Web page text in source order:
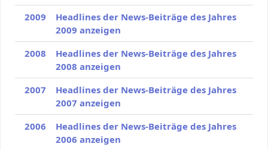
2009
Headlines der News-Beiträge des Jahres
2009 anzeigen
2008
Headlines der News-Beiträge des Jahres
2008 anzeigen
2007
Headlines der News-Beiträge des Jahres
2007 anzeigen
2006
Headlines der News-Beiträge des Jahres
2006 anzeigen